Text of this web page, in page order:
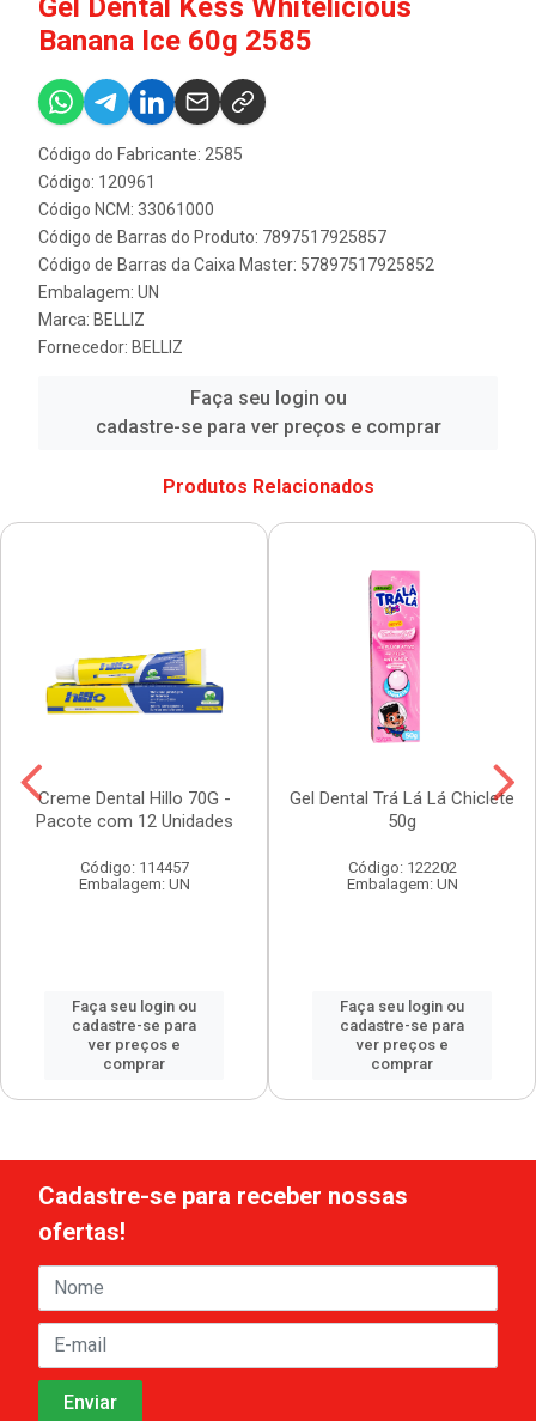
Banana Ice 60g 2585
Código do Fabricante: 2585
Código: 120961
Código NCM: 33061000
Código de Barras do Produto: 7897517925857
Código de Barras da Caixa Master: 57897517925852
Embalagem: UN
Marca: BELLIZ
Fornecedor: BELLIZ
Faça seu login ou
cadastre-se para ver preços e comprar
Produtos Relacionados
Creme Dental Hillo 70G -
Pacote com 12 Unidades
Código: 114457
Embalagem: UN
Faça seu login ou
cadastre-se para
ver preços e
comprar
Gel Dental Trá Lá Lá Chiclete
50g
Código: 122202
Embalagem: UN
Faça seu login ou
cadastre-se para
ver preços e
comprar
Cadastre-se para receber nossas
ofertas!